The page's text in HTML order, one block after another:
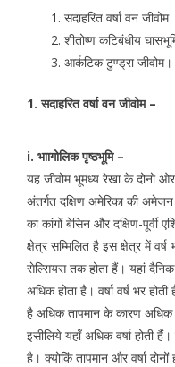
सदाहरित वर्षा वन जीवोम
शीतोष्ण कटिबंधीय
आर्कटिक टुण्ड्रा जीवोम।
1. सदाहरित वर्षा वन जीवोम –
i. भाागोलिक पृष्ठभूमि –
यह जीवोम भूमध्य रेखा के दोनो
अंतर्गत दक्षिण अमेरिका की
का कांगों बेसिन और दक्षिण-पूर्वी
क्षेत्र सम्मिलित है इस क्षेत्र में
सेल्सियस तक होता हैं। यहां दैनिक
अधिक होता है। वर्षा वर्ष भर होती
है अधिक तापमान के कारण अधिक
इसीलिये यहाँ अधिक वर्षा होती
है। क्योकिं तापमान और वर्षा